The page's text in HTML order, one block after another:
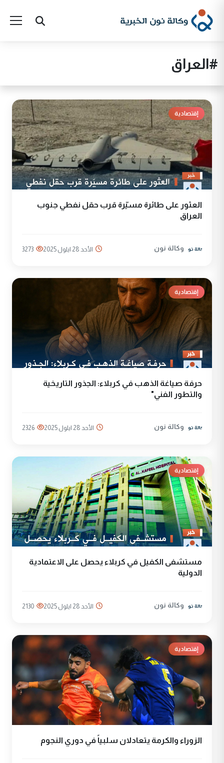
#العراق
إقتصادية
العثور على طائرة مسيّرة قرب حقل نفطي جنوب
العراق
وكالة نون الأحد 28 ايلول 2025 3273
إقتصادية
حرفة صياغة الذهب في كربلاء: الجذور التاريخية
والتطور الفني"
وكالة نون الأحد 28 ايلول 2025 2326
إقتصادية
مستشفى الكفيل في كربلاء يحصل على الاعتمادية
الدولية
وكالة نون الأحد 28 ايلول 2025 2130
إقتصادية
الزوراء والكرمة يتعادلان سلبياً في دوري النجوم